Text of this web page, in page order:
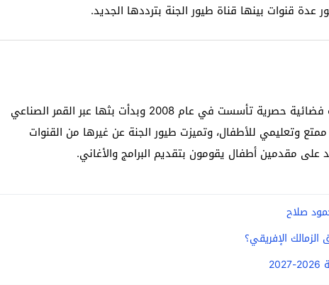
قنوات بينها قناة طيور الجنة بترددها الجديد.
تعد قناة طيور الجنة 2025 هي قناة تلفزيونية فضائية حصرية تأسست في عام 2008 وبدأت بثها عبر القمر الصناعي
وتعليمي للأطفال، وتميزت طيور الجنة عن غيرها من القنوات
مقدمين أطفال يقومون بتقديم البرامج والأغاني.
صلاح
الإفريقي؟